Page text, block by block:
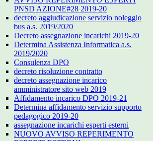
PNSD AZIONE#28 2019-20
decreto aggiudicazione servizio noleggio
bus a.s. 2019/2020
Decreto assegnazione incarichi 2019-20
Determina Assistenza Informatica a.s.
2019/2020
Consulenza DPO
decreto risoluzione contratto
decreto assegnazione incarico
amministratore sito web 2019
Affidamento incarico DPO 2019-21
Determina affidamento servizio supporto
pedagogico 2019-20
assegnazione incarichi esperti esterni
NUOVO AVVISO REPERIMENTO